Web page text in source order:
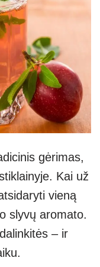
gėrimas,
Kai už
vieną
slyvų aromato.
– ir